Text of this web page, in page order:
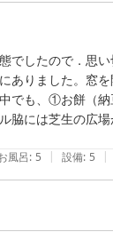
でしたので．思
りました。窓
でも、①お餅（
脇には芝生の広
風呂: 5 | 設備: 5 |